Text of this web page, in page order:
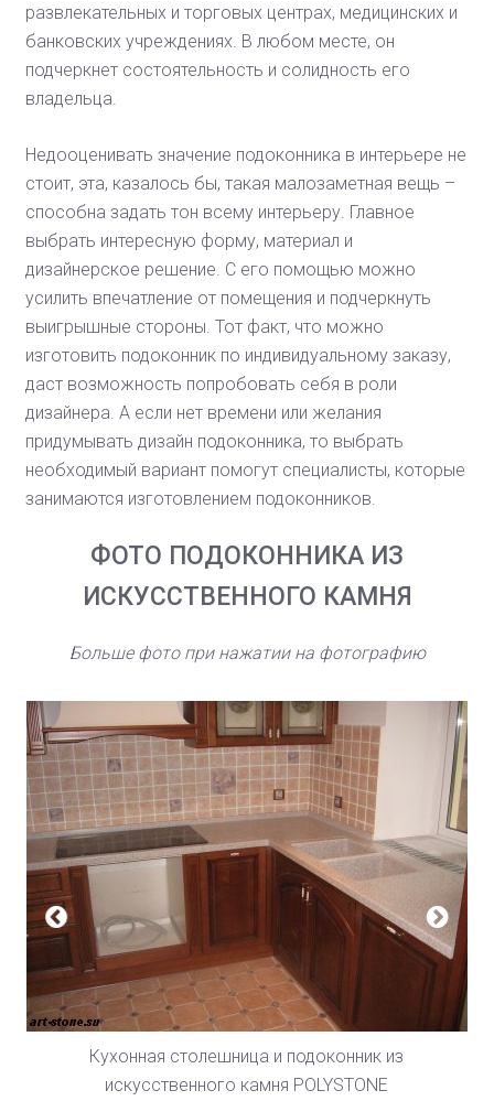
развлекательных и торговых центрах, медицинских и
банковских учреждениях. В любом месте, он
подчеркнет состоятельность и солидность его
владельца.
Недооценивать значение подоконника в интерьере не
стоит, эта, казалось бы, такая малозаметная вещь –
способна задать тон всему интерьеру. Главное
выбрать интересную форму, материал и
дизайнерское решение. С его помощью можно
усилить впечатление от помещения и подчеркнуть
выигрышные стороны. Тот факт, что можно
изготовить подоконник по индивидуальному заказу,
даст возможность попробовать себя в роли
дизайнера. А если нет времени или желания
придумывать дизайн подоконника, то выбрать
необходимый вариант помогут специалисты, которые
занимаются изготовлением подоконников.
ФОТО ПОДОКОННИКА ИЗ
ИСКУССТВЕННОГО КАМНЯ
Больше фото при нажатии на фотографию
Кухонная столешница и подоконник из
искусственного камня POLYSTONE